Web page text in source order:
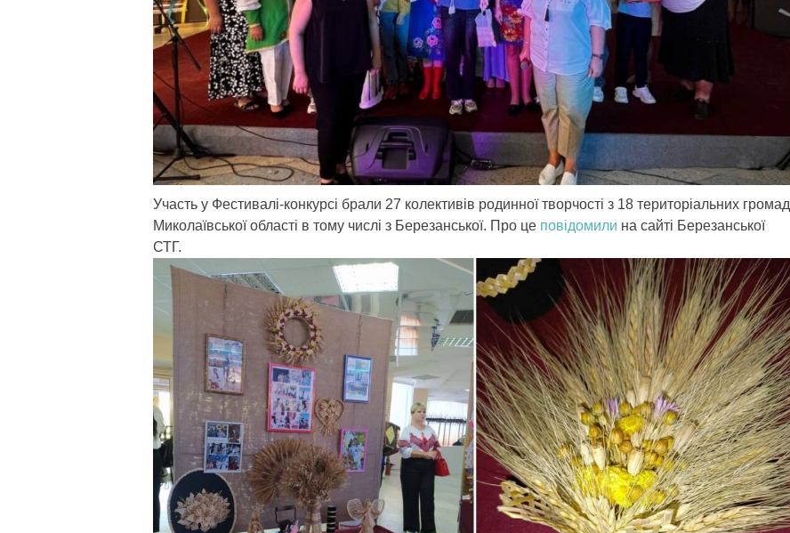
Участь у Фестивалі-конкурсі брали 27 колективів родинної творчості з 18 територіальних громад
Миколаївської області в тому числі з Березанської. Про це повідомили на сайті Березанської
СТГ.